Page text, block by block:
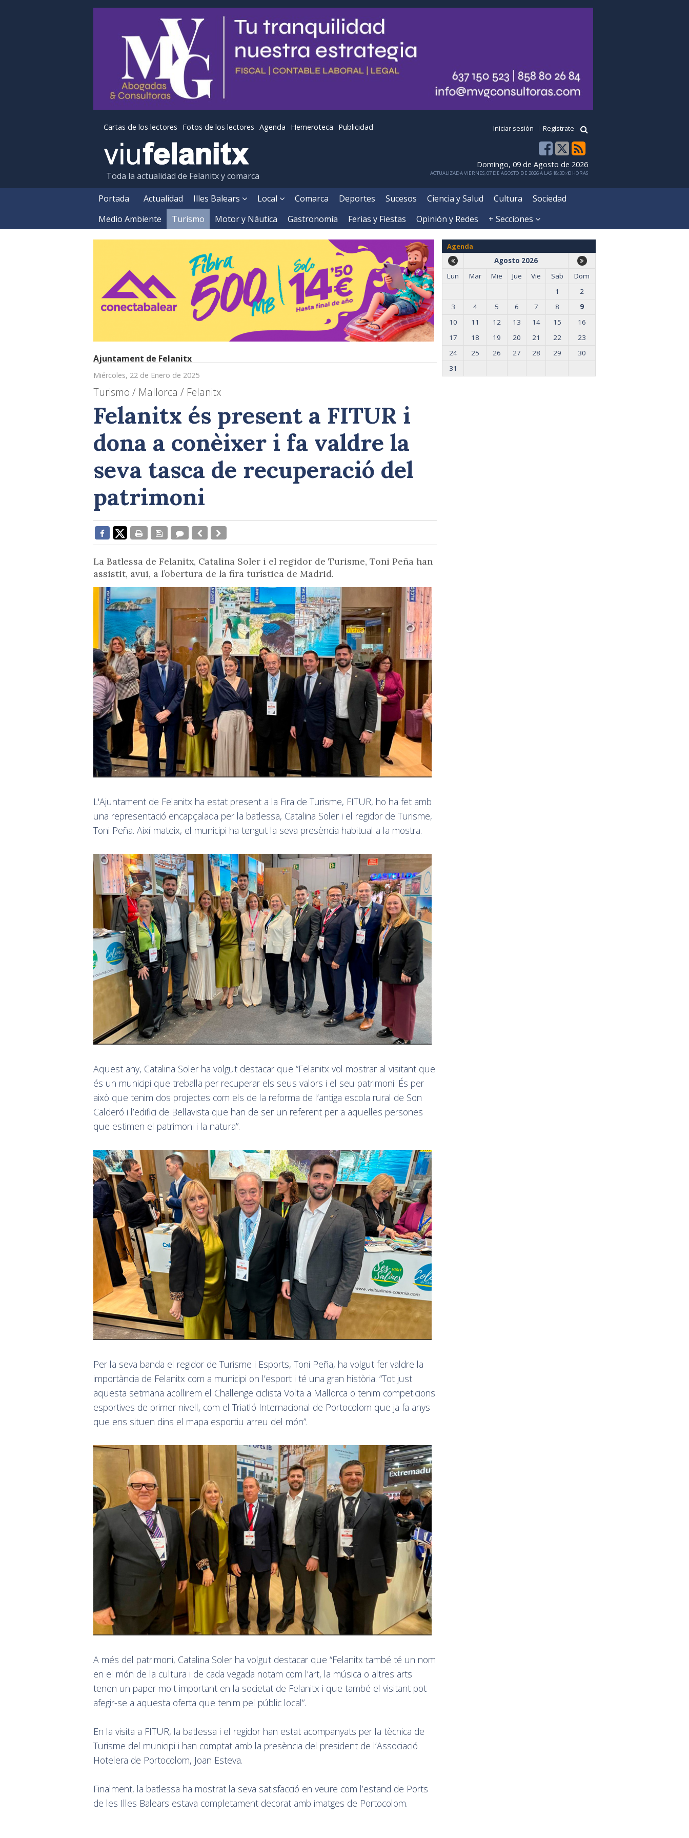
Cartas de los lectores Fotos de los lectores Agenda Hemeroteca Publicidad Iniciar sesión Regístrate
Toda la actualidad de Felanitx y comarca
Domingo, 09 de Agosto de 2026
ACTUALIZADA VIERNES, 07 DE AGOSTO DE 2026 A LAS 18:30:40 HORAS
Portada Actualidad Illes Balears Local Comarca Deportes Sucesos Ciencia y Salud Cultura
Sociedad
Medio Ambiente
Turismo Motor y Náutica Gastronomía Ferias y Fiestas Opinión y Redes + Secciones
Ajuntament de Felanitx
Miércoles, 22 de Enero de 2025
Turismo / Mallorca / Felanitx
Felanitx és present a FITUR i
dona a conèixer i fa valdre la
seva tasca de recuperació del
patrimoni
La Batlessa de Felanitx, Catalina Soler i el regidor de Turisme, Toni Peña han
assistit, avui, a l’obertura de la fira turística de Madrid.
L'Ajuntament de Felanitx ha estat present a la Fira de Turisme, FITUR, ho ha fet amb
una representació encapçalada per la batlessa, Catalina Soler i el regidor de Turisme,
Toni Peña. Així mateix, el municipi ha tengut la seva presència habitual a la mostra.
Aquest any, Catalina Soler ha volgut destacar que “Felanitx vol mostrar al visitant que
és un municipi que treballa per recuperar els seus valors i el seu patrimoni. És per
això que tenim dos projectes com els de la reforma de l’antiga escola rural de Son
Calderó i l’edifici de Bellavista que han de ser un referent per a aquelles persones
que estimen el patrimoni i la natura”.
Per la seva banda el regidor de Turisme i Esports, Toni Peña, ha volgut fer valdre la
importància de Felanitx com a municipi on l’esport i té una gran història. “Tot just
aquesta setmana acollirem el Challenge ciclista Volta a Mallorca o tenim competicions
esportives de primer nivell, com el Triatló Internacional de Portocolom que ja fa anys
que ens situen dins el mapa esportiu arreu del món”.
A més del patrimoni, Catalina Soler ha volgut destacar que “Felanitx també té un nom
en el món de la cultura i de cada vegada notam com l’art, la música o altres arts
tenen un paper molt important en la societat de Felanitx i que també el visitant pot
afegir-se a aquesta oferta que tenim pel públic local”.
En la visita a FITUR, la batlessa i el regidor han estat acompanyats per la tècnica de
Turisme del municipi i han comptat amb la presència del president de l’Associació
Hotelera de Portocolom, Joan Esteva.
Finalment, la batlessa ha mostrat la seva satisfacció en veure com l’estand de Ports
de les Illes Balears estava completament decorat amb imatges de Portocolom.
Agenda
Agosto 2026
Lun
Mar Mie Jue Vie Sab
Dom
1
2
3
4 5 6 7 8
9
10
11 12 13 14 15
16
17
18 19 20 21 22
23
24
25 26 27 28 29
30
31